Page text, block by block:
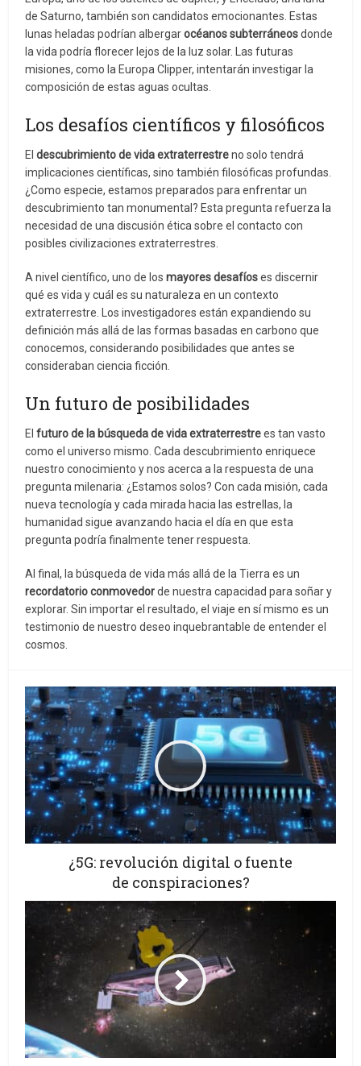
de Saturno, también son candidatos emocionantes. Estas
lunas heladas podrían albergarocéanos subterráneosdonde
la vida podría florecer lejos de la luz solar. Las futuras
misiones, como la Europa Clipper, intentarán investigar la
composición de estas aguas ocultas.
Los desafíos científicos y filosóficos
Eldescubrimiento de vida extraterrestreno solo tendrá
implicaciones científicas, sino también filosóficas profundas.
¿Como especie, estamos preparados para enfrentar un
descubrimiento tan monumental? Esta pregunta refuerza la
necesidad de una discusión ética sobre el contacto con
posibles civilizaciones extraterrestres.
A nivel científico, uno de losmayores desafíoses discernir
qué es vida y cuál es su naturaleza en un contexto
extraterrestre. Los investigadores están expandiendo su
definición más allá de las formas basadas en carbono que
conocemos, considerando posibilidades que antes se
consideraban ciencia ficción.
Un futuro de posibilidades
Elfuturo de la búsqueda de vida extraterrestrees tan vasto
como el universo mismo. Cada descubrimiento enriquece
nuestro conocimiento y nos acerca a la respuesta de una
pregunta milenaria: ¿Estamos solos? Con cada misión, cada
nueva tecnología y cada mirada hacia las estrellas, la
humanidad sigue avanzando hacia el día en que esta
pregunta podría finalmente tener respuesta.
Al final, la búsqueda de vida más allá de la Tierra es un
recordatorio conmovedorde nuestra capacidad para soñar y
explorar. Sin importar el resultado, el viaje en sí mismo es un
testimonio de nuestro deseo inquebrantable de entender el
cosmos.
¿5G: revolución digital o fuente
de conspiraciones?